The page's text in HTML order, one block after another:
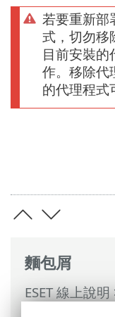
麵包屑
ESET 線上說明
若要重新部
式，切勿移
目前安裝的
作。移除代
的代理程式